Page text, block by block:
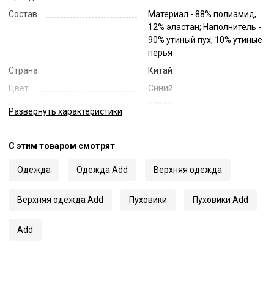
Состав
Материал - 88% полиамид,
12% эластан; Наполнитель -
90% утиный пух, 10% утиные
перья
Страна
Китай
Цвет
Синий
Код
Развернуть характеристики
С этим товаром смотрят
Одежда Одежда Add Верхняя одежда
Верхняя одежда Add Пуховики Пуховики Add
Add